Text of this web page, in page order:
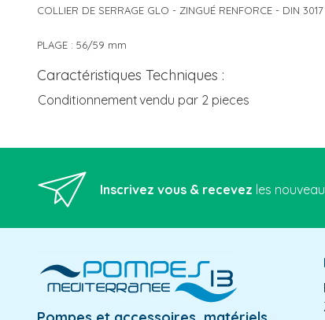
COLLIER DE SERRAGE GLO - ZINGUÉ RENFORCE - DIN 3017
PLAGE : 56/59 mm
Caractéristiques Techniques :
Conditionnementvendu par 2 pieces
Inscrivez vous & recevez les
Pompes et accessoires, matériels